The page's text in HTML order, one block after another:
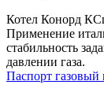
Котел Конорд
Применение
стабильность
давлении газа.
Паспорт